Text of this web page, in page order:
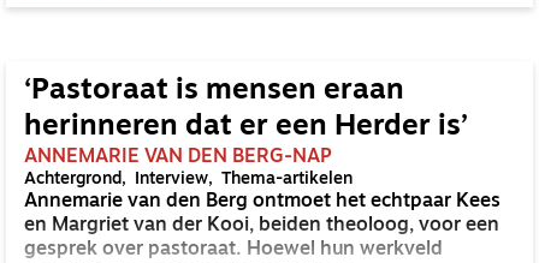
met Pasen te maken heeft. Een gesprek met pastor
‘Pastoraat is mensen eraan
herinneren dat er een Herder is’
ANNEMARIE VAN DEN BERG-NAP
Achtergrond Interview Thema-artikelen
Annemarie van den Berg ontmoet het echtpaar Kees
en Margriet van der Kooi, beiden theoloog, voor een
gesprek over pastoraat. Hoewel hun werkveld